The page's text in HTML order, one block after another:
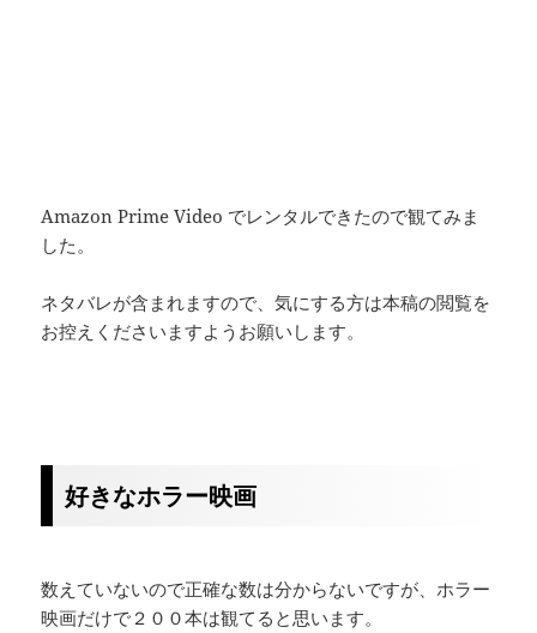
Amazon Prime Video でレンタルできたので観てみま
した。
ネタバレが含まれますので、気にする方は本稿の閲覧を
お控えくださいますようお願いします。
好きなホラー映画
数えていないので正確な数は分からないですが、ホラー
映画だけで２００本は観てると思います。